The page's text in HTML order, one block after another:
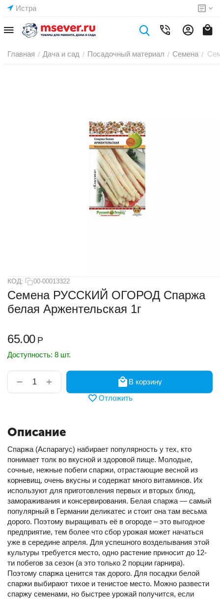
Истра
Главная / Дача и сад / Посадочный материал / Семена /
КОД: 00-00013322
Семена РУССКИЙ ОГОРОД Спаржа
белая Аржентельская 1г
65.00 Р
Доступность: 8 шт.
+
−
В корзину
Отложить
Описание
Спаржа (Аспарагус) набирает популярность у тех, кто
понимает толк во вкусной и здоровой пище. Молодые,
сочные, нежные побеги спаржи, отрастающие весной из
корневищ, очень вкусны и содержат много витаминов. Их
используют для приготовления первых и вторых блюд,
замораживания и консервирования. Белая спаржа — самый
популярный в Германии деликатес и стоит она там весьма
дорого. Поэтому выращивать её в огороде – это выгодное
предприятие, тем более что сбор урожая может начаться
уже в середине апреля. Для успешного возделывания этой
культуры требуется место, одно растение приносит до 12-
ти побегов за сезон (а это только 2 порции гарнира).
Поэтому спаржа ценится так дорого. Для посадки белой
спаржи выбирают тихое и тенистое место. Можно развести
спаржу семенами, но быстрее урожай получится, если